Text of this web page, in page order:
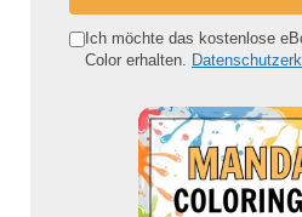
e Ich möchte das kostenlose
Color erhalten.